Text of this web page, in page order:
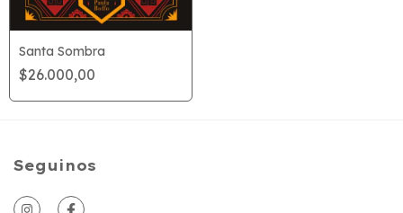
Santa Sombra
$26.000,00
Seguinos